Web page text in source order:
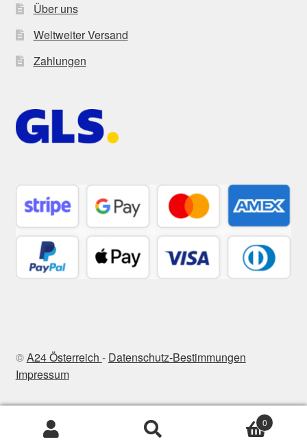
Über uns
Weltweiter Versand
Zahlungen
©A24 Österreich - Datenschutz-Bestimmungen
Impressum
Suchen
0